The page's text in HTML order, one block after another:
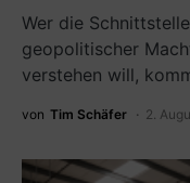
Wer die
geopolitischer
verstehen will,
von Tim Schäfer 2.